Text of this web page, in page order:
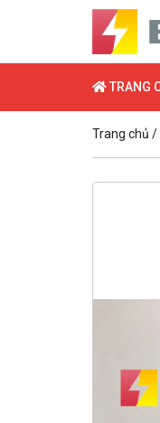
TRANG
Trang chủ /